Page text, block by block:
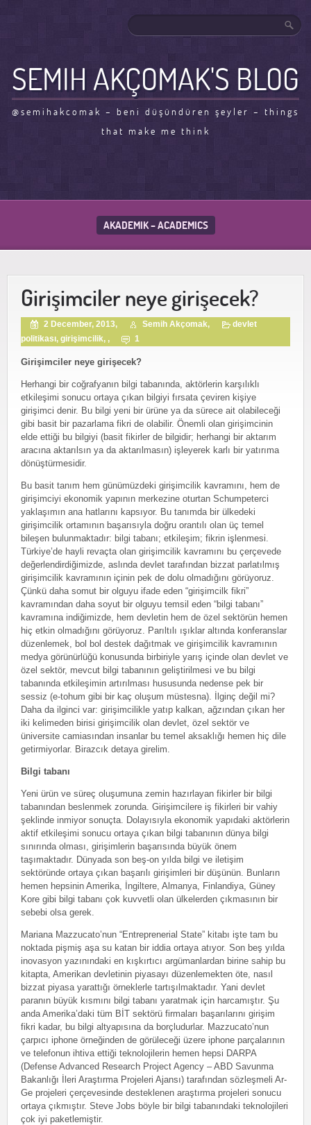
SEMIH AKÇOMAK'S BLOG
@semihakcomak – beni düşündüren şeyler – things
that make me think
AKADEMIK – ACADEMICS
Girişimciler neye girişecek?
2 December, 2013, Semih Akçomak,
devlet
politikası, girişimcilik, , 1
Girişimciler neye girişecek?
Herhangi bir coğrafyanın bilgi tabanında, aktörlerin karşılıklı
etkileşimi sonucu ortaya çıkan bilgiyi fırsata çeviren kişiye
girişimci denir. Bu bilgi yeni bir ürüne ya da sürece ait olabileceği
gibi basit bir pazarlama fikri de olabilir. Önemli olan girişimcinin
elde ettiği bu bilgiyi (basit fikirler de bilgidir; herhangi bir aktarım
aracına aktarılsın ya da aktarılmasın) işleyerek karlı bir yatırıma
dönüştürmesidir.
Bu basit tanım hem günümüzdeki girişimcilik kavramını, hem de
girişimciyi ekonomik yapının merkezine oturtan Schumpeterci
yaklaşımın ana hatlarını kapsıyor. Bu tanımda bir ülkedeki
girişimcilik ortamının başarısıyla doğru orantılı olan üç temel
bileşen bulunmaktadır: bilgi tabanı; etkileşim; fikrin işlenmesi.
Türkiye’de hayli revaçta olan girişimcilik kavramını bu çerçevede
değerlendirdiğimizde, aslında devlet tarafından bizzat parlatılmış
girişimcilik kavramının içinin pek de dolu olmadığını görüyoruz.
Çünkü daha somut bir olguyu ifade eden “girişimcilk fikri”
kavramından daha soyut bir olguyu temsil eden “bilgi tabanı”
kavramına indiğimizde, hem devletin hem de özel sektörün hemen
hiç etkin olmadığını görüyoruz. Parıltılı ışıklar altında konferanslar
düzenlemek, bol bol destek dağıtmak ve girişimcilik kavramının
medya görünürlüğü konusunda birbiriyle yarış içinde olan devlet ve
özel sektör, mevcut bilgi tabanının geliştirilmesi ve bu bilgi
tabanında etkileşimin artırılması hususunda nedense pek bir
sessiz (e-tohum gibi bir kaç oluşum müstesna). İlginç değil mi?
Daha da ilginci var: girişimcilikle yatıp kalkan, ağzından çıkan her
iki kelimeden birisi girişimcilik olan devlet, özel sektör ve
üniversite camiasından insanlar bu temel aksaklığı hemen hiç dile
getirmiyorlar. Birazcık detaya girelim.
Bilgi tabanı
Yeni ürün ve süreç oluşumuna zemin hazırlayan fikirler bir bilgi
tabanından beslenmek zorunda. Girişimcilere iş fikirleri bir vahiy
şeklinde inmiyor sonuçta. Dolayısıyla ekonomik yapıdaki aktörlerin
aktif etkileşimi sonucu ortaya çıkan bilgi tabanının dünya bilgi
sınırında olması, girişimlerin başarısında büyük önem
taşımaktadır. Dünyada son beş-on yılda bilgi ve iletişim
sektöründe ortaya çıkan başarılı girişimleri bir düşünün. Bunların
hemen hepsinin Amerika, İngiltere, Almanya, Finlandiya, Güney
Kore gibi bilgi tabanı çok kuvvetli olan ülkelerden çıkmasının bir
sebebi olsa gerek.
Mariana Mazzucato’nun “Entreprenerial State” kitabı işte tam bu
noktada pişmiş aşa su katan bir iddia ortaya atıyor. Son beş yılda
inovasyon yazınındaki en kışkırtıcı argümanlardan birine sahip bu
kitapta, Amerikan devletinin piyasayı düzenlemekten öte, nasıl
bizzat piyasa yarattığı örneklerle tartışılmaktadır. Yani devlet
paranın büyük kısmını bilgi tabanı yaratmak için harcamıştır. Şu
anda Amerika’daki tüm BİT sektörü firmaları başarılarını girişim
fikri kadar, bu bilgi altyapısına da borçludurlar. Mazzucato’nun
çarpıcı iphone örneğinden de görüleceği üzere iphone parçalarının
ve telefonun ihtiva ettiği teknolojilerin hemen hepsi DARPA
(Defense Advanced Research Project Agency – ABD Savunma
Bakanlığı İleri Araştırma Projeleri Ajansı) tarafından sözleşmeli Ar-
Ge projeleri çerçevesinde desteklenen araştırma projeleri sonucu
ortaya çıkmıştır. Steve Jobs böyle bir bilgi tabanındaki teknolojileri
çok iyi paketlemiştir.